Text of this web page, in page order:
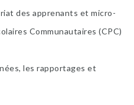
des apprenants et micro-
Communautaires (CPC)
les rapportages et